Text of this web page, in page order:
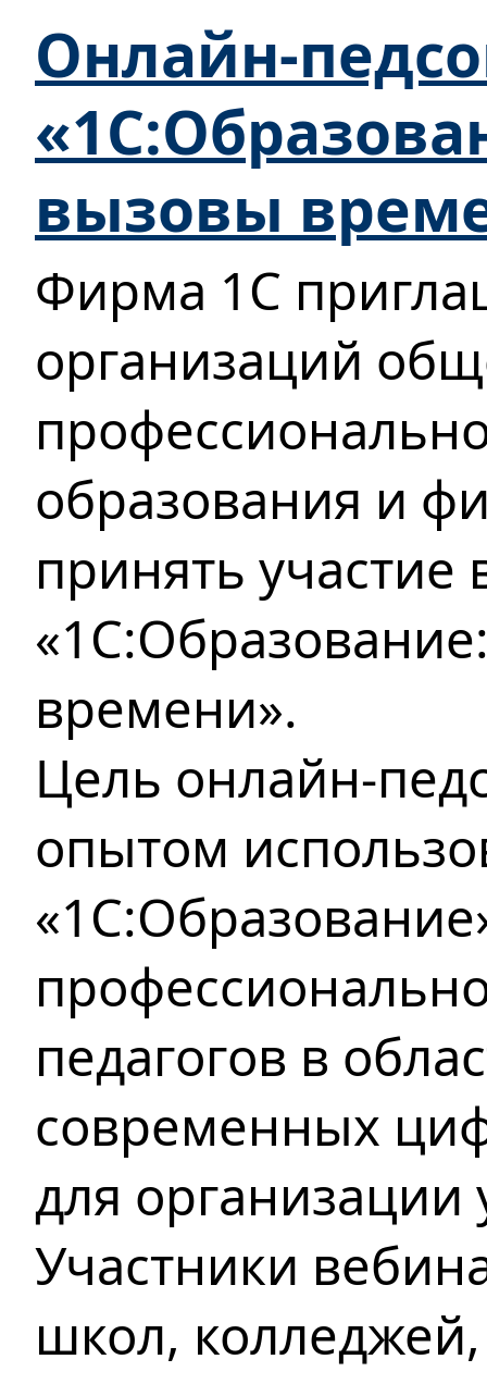
Онлайн-
вызовы
Фирма 1С
организаций
образования и
принять участие
времени».
Цель онлайн-
опытом
педагогов в
современных
для организации
Участники
школ,